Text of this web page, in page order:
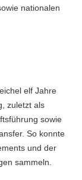
nationalen
elf Jahre
zuletzt als
sowie
So konnte
und der
sammeln.